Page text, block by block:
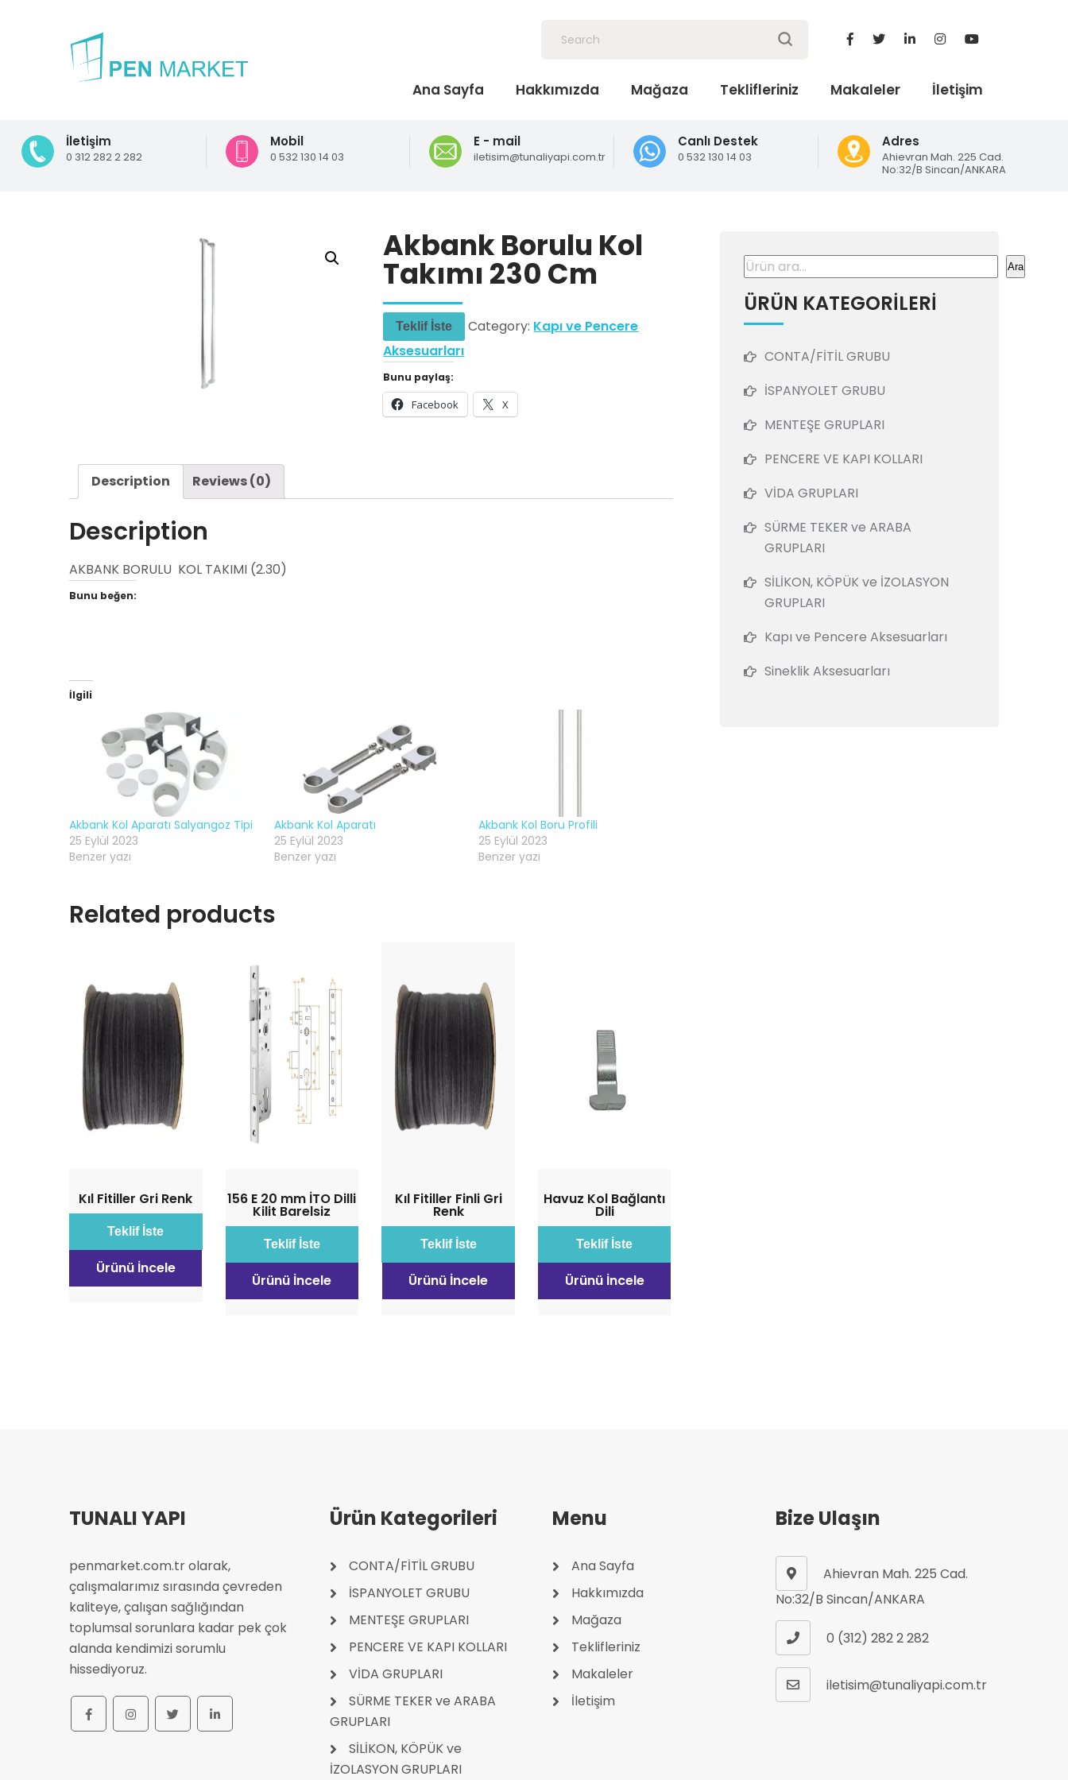
Ana Sayfa Hakkımızda Mağaza Teklifleriniz Makaleler İletişim
İletişim
0 312 282 2 282
Mobil
0 532 130 14 03
E - mail
iletisim@tunaliyapi.com.tr
Canlı Destek
0 532 130 14 03
Adres
Ahievran Mah. 225 Cad.
No:32/B Sincan/ANKARA
Akbank Borulu Kol
Takımı 230 Cm
Teklif İste Category: Kapı ve Pencere
Aksesuarları
Bunu paylaş:
Facebook X
Description Reviews (0)
Description
AKBANK BORULU KOL TAKIMI (2.30)
Bunu beğen:
İlgili
Akbank Kol Aparatı Salyangoz Tipi
25 Eylül 2023
Benzer yazı
Akbank Kol Aparatı
25 Eylül 2023
Benzer yazı
Akbank Kol Boru Profili
25 Eylül 2023
Benzer yazı
Related products
Kıl Fitiller Gri Renk
Teklif İste
Ürünü İncele
156 E 20 mm İTO Dilli
Kilit Barelsiz
Teklif İste
Ürünü İncele
Kıl Fitiller Finli Gri
Renk
Teklif İste
Ürünü İncele
Havuz Kol Bağlantı
Dili
Teklif İste
Ürünü İncele
Ara Ara
ÜRÜN KATEGORİLERİ
CONTA/FİTİL GRUBU
İSPANYOLET GRUBU
MENTEŞE GRUPLARI
PENCERE VE KAPI KOLLARI
VİDA GRUPLARI
SÜRME TEKER ve ARABA
GRUPLARI
SİLİKON, KÖPÜK ve İZOLASYON
GRUPLARI
Kapı ve Pencere Aksesuarları
Sineklik Aksesuarları
TUNALI YAPI
penmarket.com.tr olarak,
çalışmalarımız sırasında çevreden
kaliteye, çalışan sağlığından
toplumsal sorunlara kadar pek çok
alanda kendimizi sorumlu
hissediyoruz.
Ürün Kategorileri
CONTA/FİTİL GRUBU
İSPANYOLET GRUBU
MENTEŞE GRUPLARI
PENCERE VE KAPI KOLLARI
VİDA GRUPLARI
SÜRME TEKER ve ARABA
GRUPLARI
SİLİKON, KÖPÜK ve
İZOLASYON GRUPLARI
Menu
Ana Sayfa
Hakkımızda
Mağaza
Teklifleriniz
Makaleler
İletişim
Bize Ulaşın
Ahievran Mah. 225 Cad.
No:32/B Sincan/ANKARA
0 (312) 282 2 282
iletisim@tunaliyapi.com.tr